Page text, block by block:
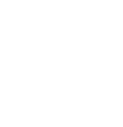
über den
und den
und
GmbH
ist.